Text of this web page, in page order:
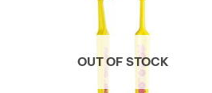
OUT OF STOCK